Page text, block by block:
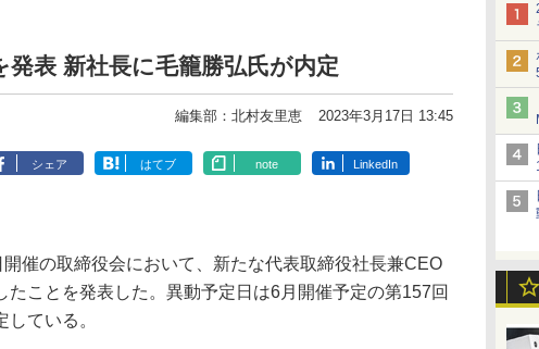
発表 新社長に毛籠勝弘氏が内定
編集部：北村友里恵 2023年3月17日 13:45
シェア はてブ note LinkedIn
催の取締役会において、新たな代表取締役社長兼CEO
たことを発表した。異動予定日は6月開催予定の第157回
ている。